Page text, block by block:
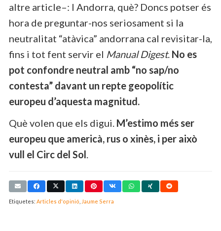
altre article–: I Andorra, què? Doncs potser és
hora de preguntar-nos seriosament si la
neutralitat “atàvica” andorrana cal revisitar-la,
fins i tot fent servir el Manual Digest. No es
pot confondre neutral amb “no sap/no
contesta” davant un repte geopolític
europeu d’aquesta magnitud.
Què volen que els digui. M’estimo més ser
europeu que americà, rus o xinès, i per això
vull el Circ del Sol.
Etiquetes: Articles d'opinió Jaume Serra